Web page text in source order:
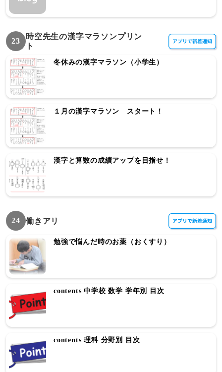
23
時空先生の漢字マラソンプリン
ト
冬休みの漢字マラソン（小学生）
１月の漢字マラソン スタート！
漢字と算数の成績アップを目指せ！
24 働きアリ
勉強で悩んだ時のお薬（おくすり）
contents 中学校 数学 学年別 目次
contents 理科 分野別 目次